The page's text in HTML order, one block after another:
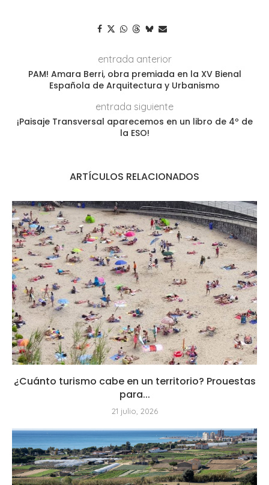
entrada anterior
PAM! Amara Berri, obra premiada en la XV Bienal
Española de Arquitectura y Urbanismo
entrada siguiente
¡Paisaje Transversal aparecemos en un libro de 4º de
la ESO!
ARTÍCULOS RELACIONADOS
¿Cuánto turismo cabe en un territorio? Prouestas
para...
21 julio, 2026